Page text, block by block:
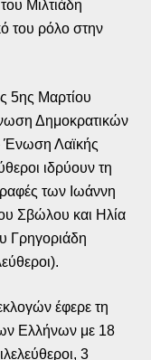
Μιλτιάδη
του ρόλο στην
5ης Μαρτίου
Δημοκρατικών
Ένωση Λαϊκής
ιδρύουν τη
των Ιωάννη
Σβώλου και Ηλία
Γρηγοριάδη
έφερε τη
Ελλήνων με 18
3